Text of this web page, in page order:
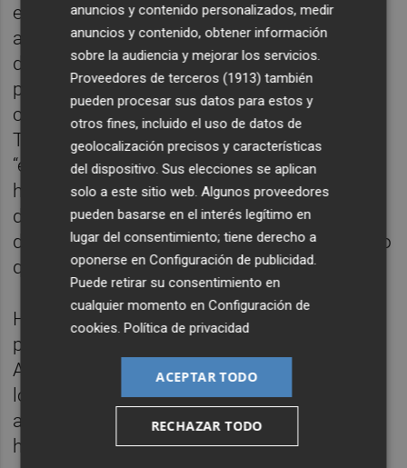
esfuerzo importante para no perder el tren
ante China y EEUU, y gran parte del esfuerzo
debe ser en formación de nuestros
profesionales en IA, para ser más
competitivos”. Por su parte, Juan Ignacio
Torregrosa auguró un crecimiento
“exponencial” de sus efectos: “es como si le
hubieran preguntado a Edison por el efecto
de la electricidad; todos tenían la sospecha
de que iba a tranformar el mundo, y eso es lo
que puede pasar con la IA”.
Hilando sus reflexiones con las expuestas
por Martín en la primera parte de la sesión,
Alfredo Cebrián destacó que el cambio de
los últimos años se ha basado “en que se ha
acelerado la disponibilidad de los datos y
hemos vivido una commoditización del
anuncios y contenido personalizados, medir
anuncios y contenido, obtener información
sobre la audiencia y mejorar los servicios.
Proveedores de terceros (1913) también
pueden procesar sus datos para estos y
otros fines, incluido el uso de datos de
geolocalización precisos y características
del dispositivo. Sus elecciones se aplican
solo a este sitio web. Algunos proveedores
pueden basarse en el interés legítimo en
lugar del consentimiento; tiene derecho a
oponerse enConfiguración de publicidad.
Puede retirar su consentimiento en
cualquier momento enConfiguración de
cookies.Política de privacidad
ACEPTAR TODO
RECHAZAR TODO